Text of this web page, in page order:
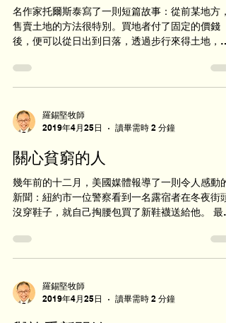
名作家托爾斯泰寫了一則短篇故事：從前某地方，
售賣土地的方法很特別。買地者付了固定的價錢
後，便可以從日出到日落，透過步行來得土地，那
跑得越快就得到越多的土地。但買地者必須在日落
前回到出發點，完成這個圈。不然，他的勞苦便白
羅錫堅牧師
2019年4月25日
讀畢需時 2 分鐘
關心貧窮的人
幾年前的十二月，美國媒體報導了一則令人感動的
新聞：紐約市一位警察看到一名露宿者在冬夜街頭
沒穿鞋子，就自己掏腰包買了新鞋襪送給他。 最近
就有一個是貧窮的。兒童的情況更嚴重，平均每4
兒童就有一名是貧童。基督徒應怎樣看...
羅錫堅牧師
2019年4月25日
讀畢需時 2 分鐘